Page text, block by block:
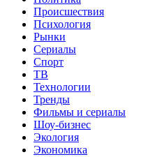
Происшествия
Психология
Рынки
Сериалы
Спорт
ТВ
Технологии
Тренды
Фильмы и сериалы
Шоу-бизнес
Экология
Экономика